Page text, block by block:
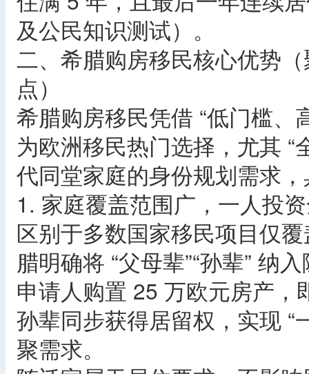
及公民知识测试）。​
二、希腊购房移民核心优势
点）​
希腊购房移民凭借 “低门槛、
为欧洲移民热门选择，尤其 “
代同堂家庭的身份规划需求
1. 家庭覆盖范围广，一人投
区别于多数国家移民项目仅
腊明确将 “父母辈”“孙辈” 纳
申请人购置 25 万欧元房产
孙辈同步获得居留权，实现 “
聚需求。​